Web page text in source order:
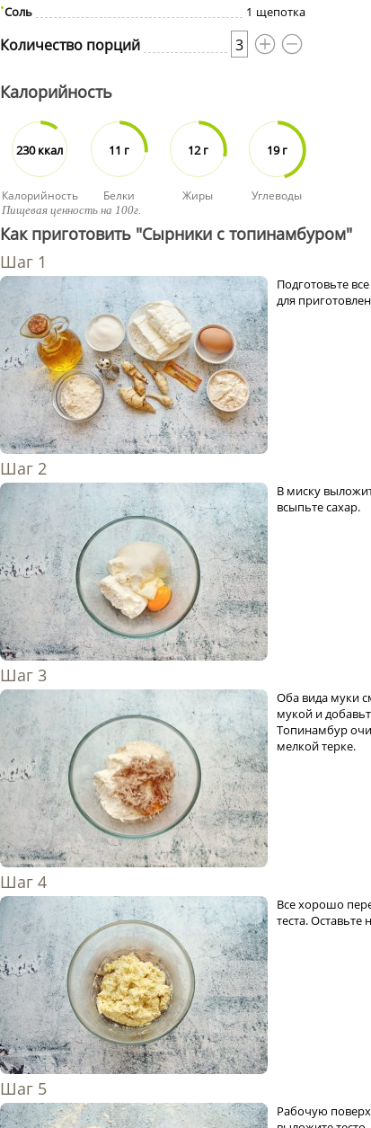
Соль 1 щепотка
Количество порций 3
Калорийность
230 ккал
Калорийность
11 г
Белки
12 г
Жиры
19 г
Углеводы
Пищевая ценность на 100г.
Как приготовить "Сырники с топинамбуром"
Подготовьте
для
В миску
всыпьте сахар.
Оба вида муки
мукой и
Топинамбур
мелкой терке.
Все хорошо
теста. Оставьте
Рабочую